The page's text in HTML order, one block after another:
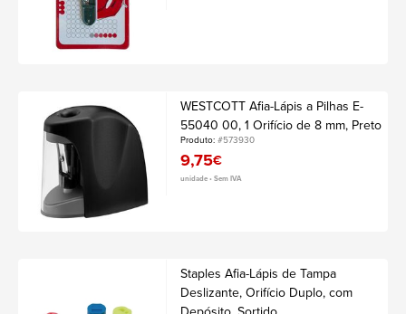
WESTCOTT Afia-Lápis a Pilhas E-
55040 00, 1 Orifício de 8 mm, Preto
Produto:#573930
9,75€
unidade • Sem IVA
Staples Afia-Lápis de Tampa
Deslizante, Orifício Duplo, com